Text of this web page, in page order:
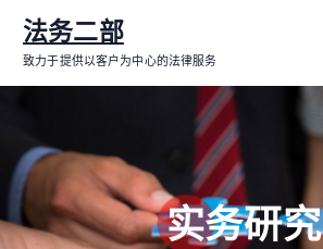
内
法务二部
致力于提供以客户为中心的法律服务
实务研究